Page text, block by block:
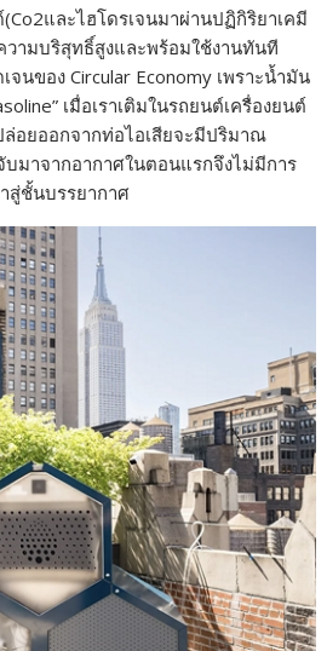
และไฮโดรเจนมาผ่านปฏิกิริยาเคมี
ามบริสุทธิ์สูงและพร้อมใช้งานทันที
นของ Circular Economy เพราะน้ำมัน
เมื่อเราเติมในรถยนต์เครื่องยนต์
ล่อยออกจากท่อไอเสียจะมีปริมาณ
บมาจากอากาศในตอนแรกจึงไม่มีการ
สู่ชั้นบรรยากาศ